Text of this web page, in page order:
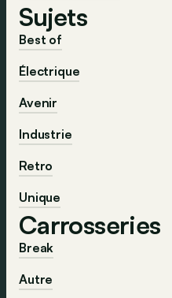
Sujets
Best of
Électrique
Avenir
Industrie
Retro
Unique
Carrosseries
Break
Autre